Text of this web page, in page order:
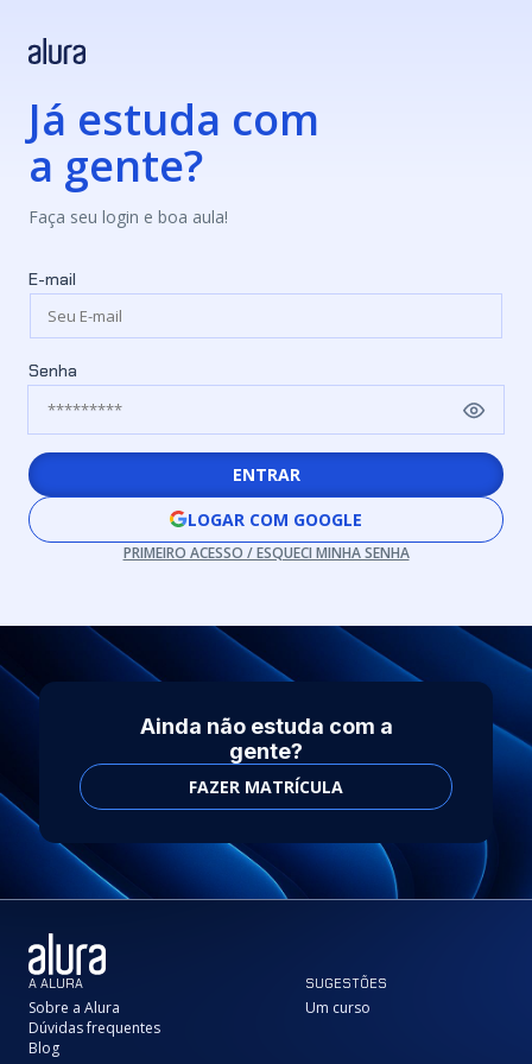
Já estuda com
a gente?
Faça seu login e boa aula!
E-mail
Senha
ENTRAR
LOGAR COM GOOGLE
PRIMEIRO ACESSO / ESQUECI MINHA SENHA
Ainda não estuda com a
gente?
FAZER MATRÍCULA
A ALURA
Sobre a Alura
Dúvidas frequentes
Blog
SUGESTÕES
Um curso